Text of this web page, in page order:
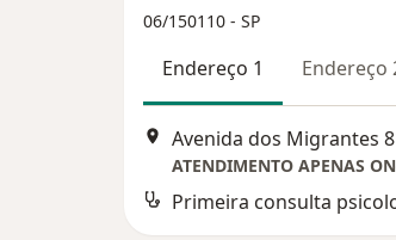
06/150110 - SP
Endereço 1 Endereço
Avenida dos Migrantes
ATENDIMENTO APENAS
Primeira consulta